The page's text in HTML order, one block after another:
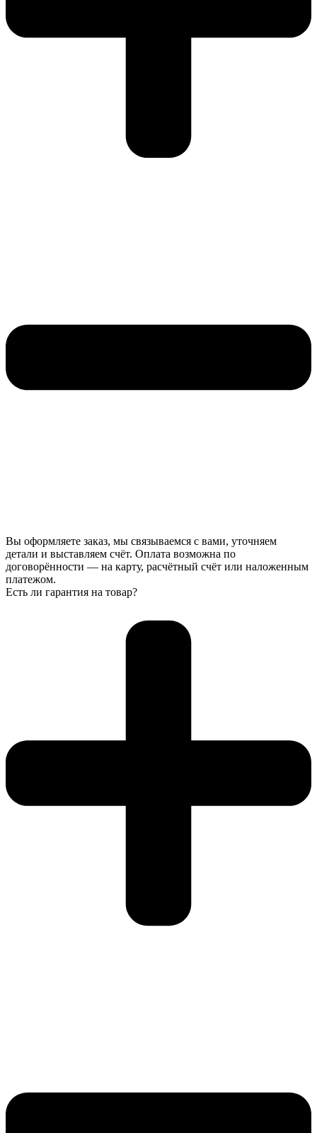
Вы оформляете заказ, мы связываемся с вами, уточняем
детали и выставляем счёт. Оплата возможна по
договорённости — на карту, расчётный счёт или наложенным
платежом.
Есть ли гарантия на товар?